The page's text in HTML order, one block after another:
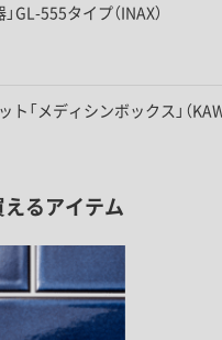
GL-555タイプ（INAX）
「メディシンボックス」（
るアイテム